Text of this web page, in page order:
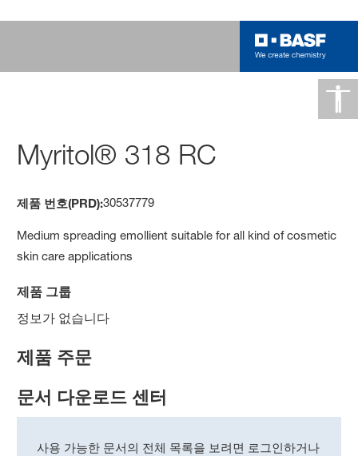
Myritol® 318 RC
제품 번호(PRD):30537779
Medium spreading emollient suitable for all kind of cosmetic
skin care applications
제품 그룹
정보가 없습니다
제품 주문
문서 다운로드 센터
사용 가능한 문서의 전체 목록을 보려면 로그인하거나